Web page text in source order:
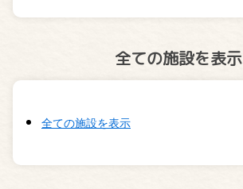
全ての施設を表示
全ての施設を表示